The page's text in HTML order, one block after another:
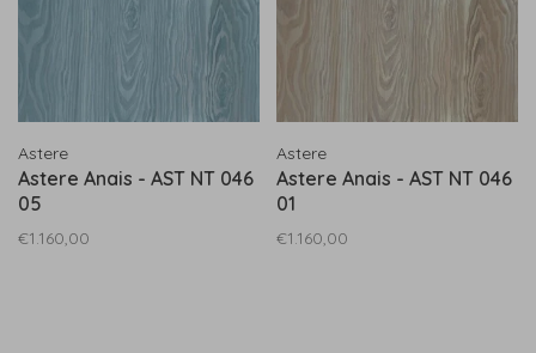
Astere
Astere Anais - AST NT 046
05
€1.160,00
Astere
Astere Anais - AST NT 046
01
€1.160,00